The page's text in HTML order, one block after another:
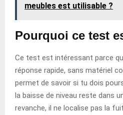
meubles est utilisable ?
Pourquoi ce test
Ce test est intéressant parce
réponse rapide, sans matériel
permet de savoir si tu dois
la baisse de niveau reste dans
revanche, il ne localise pas la